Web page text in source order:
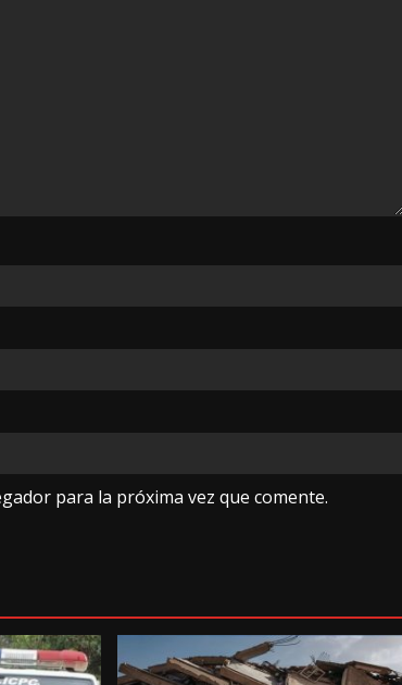
para la próxima vez que comente.